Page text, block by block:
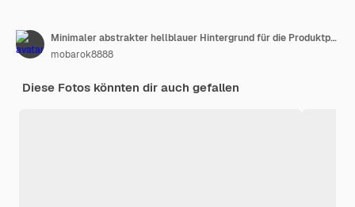
Minimaler abstrakter hellblauer Hintergrund für die Produktpräsentation. Schatten und Licht aus Fenstern
mobarok8888
Diese Fotos könnten dir auch gefallen